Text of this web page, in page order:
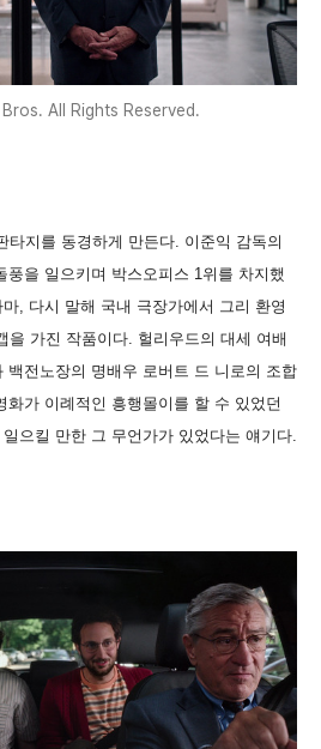
All Rights Reserved.
타지를 동경하게 만든다. 이준익 감독의
을 일으키며 박스오피스 1위를 차지했
, 다시 말해 국내 극장가에서 그리 환영
을 가진 작품이다. 헐리우드의 대세 여배
백전노장의 명배우 로버트 드 니로의 조합
화가 이례적인 흥행몰이를 할 수 있었던
으킬 만한 그 무언가가 있었다는 얘기다.